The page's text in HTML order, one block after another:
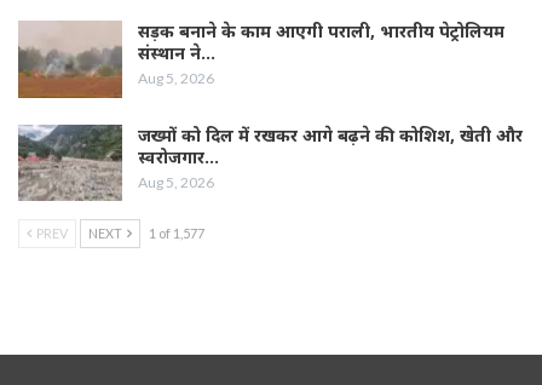
सड़क बनाने के काम आएगी पराली, भारतीय पेट्रोलियम
संस्थान ने…
Aug 5, 2026
जख्मों को दिल में रखकर आगे बढ़ने की कोशिश, खेती और
स्वरोजगार…
Aug 5, 2026
PREV NEXT 1 of 1,577